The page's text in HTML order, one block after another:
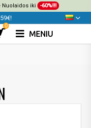
Nuolaidos iki -60%!!!
0
MENIU